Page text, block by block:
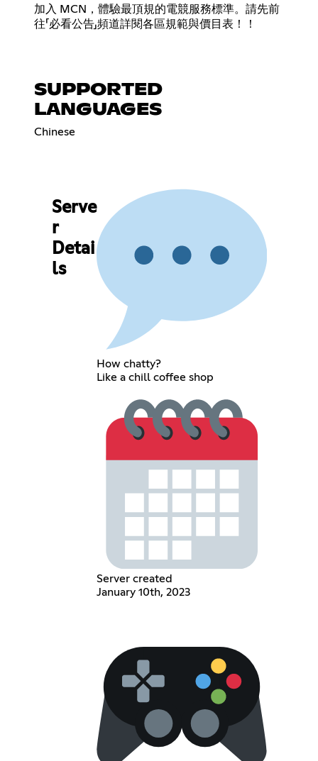
加入 MCN，體驗最頂規的電競服務標準。請先前
往「必看公告」頻道詳閱各區規範與價目表！！
SUPPORTED
LANGUAGES
Chinese
Serve
r
Detai
ls
How chatty?
Like a chill coffee shop
Server created
January 10th, 2023